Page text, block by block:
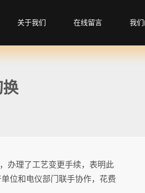
关于我们 在线留言 我
办理了工艺变更手续，表明此
位和电仪部门联手协作，花费